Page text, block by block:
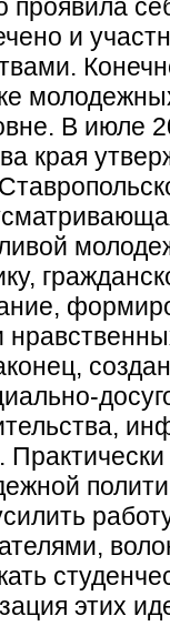
и
В июле
края
этих